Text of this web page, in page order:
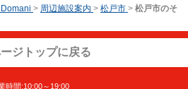
> 周辺施設案内 > 松戸市 > 松戸市のそ
ジトップに戻る
時間:10:00～19:00